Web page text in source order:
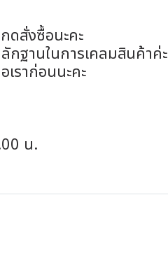
สั่งซื้อนะคะ
ฐานในการเคลมสินค้าค่ะ
ราก่อนนะคะ
น.